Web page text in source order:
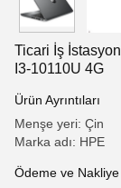
Ticari İş
I3-10110U 4G
Ürün Ayrıntıları
Menşe yeri: Çin
Marka adı: HPE
Ödeme ve Nakliye